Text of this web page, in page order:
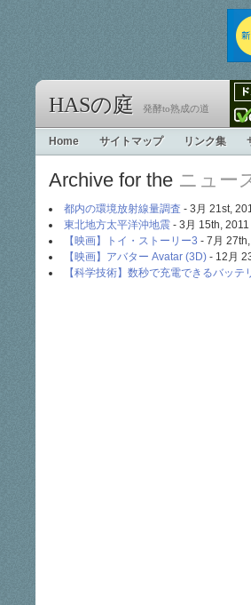
HASの庭 発酵to熟成の道
Home サイトマップ リンク集
Archive for the ニュー
都内の環境放射線量調査 - 3月 21st,
東北地方太平洋沖地震 - 3月 15th, 2011
【映画】トイ・ストーリー3 - 7月
【映画】アバター Avatar (3D) - 12月
【科学技術】数秒で充電できるバッテ